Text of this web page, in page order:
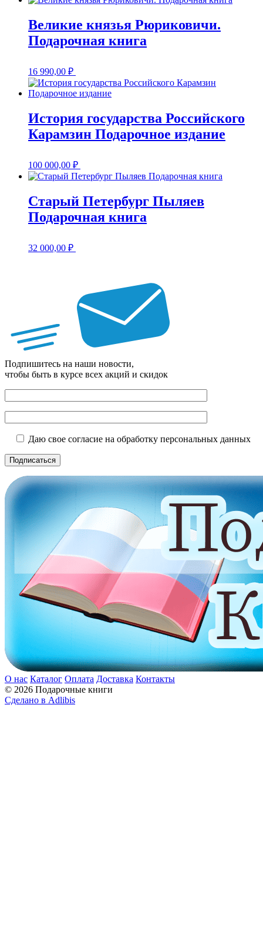
Великие князья Рюриковичи.
Подарочная книга
16 990,00 ₽
История государства Российского
Карамзин Подарочное издание
100 000,00 ₽
Старый Петербург Пыляев
Подарочная книга
32 000,00 ₽
Подпишитесь на наши новости,
чтобы быть в курсе всех акций и скидок
Даю свое согласие на обработку персональных данных
О нас Каталог Оплата Доставка Контакты
© 2026 Подарочные книги
Сделано в Adlibis